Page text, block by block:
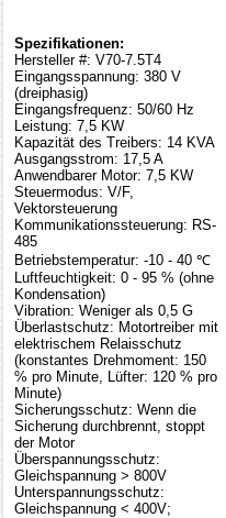
Spezifikationen:
Hersteller #: V70-7.5T4
Eingangsspannung: 380 V
(dreiphasig)
Eingangsfrequenz: 50/60 Hz
Leistung: 7,5 KW
Kapazität des Treibers: 14 KVA
Ausgangsstrom: 17,5 A
Anwendbarer Motor: 7,5 KW
Steuermodus: V/F,
Vektorsteuerung
Kommunikationssteuerung: RS-
485
Betriebstemperatur: -10 - 40 ℃
Luftfeuchtigkeit: 0 - 95 % (ohne
Kondensation)
Vibration: Weniger als 0,5 G
Überlastschutz: Motortreiber mit
elektrischem Relaisschutz
(konstantes Drehmoment: 150
% pro Minute, Lüfter: 120 % pro
Minute)
Sicherungsschutz: Wenn die
Sicherung durchbrennt, stoppt
der Motor
Überspannungsschutz:
Gleichspannung > 800V
Unterspannungsschutz:
Gleichspannung < 400V;